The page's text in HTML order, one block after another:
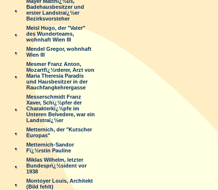
Badehausbesitzer und
erster Landstraï¿½er
Bezirksvorsteher
Meisl Hugo, der "Vater"
des Wunderteams,
wohnhaft Wien III
Mendel Gregor, wohnhaft
Wien III
Mesmer Franz Anton,
Mozartfï¿½rderer, Arzt von
Maria Theresia Paradis
und Hausbesitzer in der
Rauchfangkehrergasse
Messerschmidt Franz
Xaver, Schï¿½pfer der
Charakterkï¿½pfe im
Unteren Belvedere, war ein
Landstraï¿½er
Metternich, der "Kutscher
Europas"
Metternich-Sandor
Fï¿½rstin Pauline
Miklas Wilhelm, letzter
Bundesprï¿½sident vor
1938
Montoyer Louis, Architekt
(Bild fehlt)